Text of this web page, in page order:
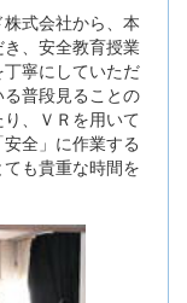
式会社から、本
、安全教育授業
寧にしていただ
普段見ることの
、ＶＲを用いて
全」に作業する
も貴重な時間を